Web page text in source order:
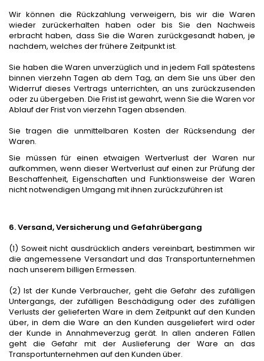
Wir können die Rückzahlung verweigern, bis wir die Waren
wieder zurückerhalten haben oder bis Sie den Nachweis
erbracht haben, dass Sie die Waren zurückgesandt haben, je
nachdem, welches der frühere Zeitpunkt ist.
Sie haben die Waren unverzüglich und in jedem Fall spätestens
binnen vierzehn Tagen ab dem Tag, an dem Sie uns über den
Widerruf dieses Vertrags unterrichten, an uns zurückzusenden
oder zu übergeben. Die Frist ist gewahrt, wenn Sie die Waren vor
Ablauf der Frist von vierzehn Tagen absenden.
Sie tragen die unmittelbaren Kosten der Rücksendung der
Waren.
Sie müssen für einen etwaigen Wertverlust der Waren nur
aufkommen, wenn dieser Wertverlust auf einen zur Prüfung der
Beschaffenheit, Eigenschaften und Funktionsweise der Waren
nicht notwendigen Umgang mit ihnen zurückzuführen ist
6. Versand, Versicherung und Gefahrübergang
(1) Soweit nicht ausdrücklich anders vereinbart, bestimmen wir
die angemessene Versandart und das Transportunternehmen
nach unserem billigen Ermessen.
(2) Ist der Kunde Verbraucher, geht die Gefahr des zufälligen
Untergangs, der zufälligen Beschädigung oder des zufälligen
Verlusts der gelieferten Ware in dem Zeitpunkt auf den Kunden
über, in dem die Ware an den Kunden ausgeliefert wird oder
der Kunde in Annahmeverzug gerät. In allen anderen Fällen
geht die Gefahr mit der Auslieferung der Ware an das
Transportunternehmen auf den Kunden über.